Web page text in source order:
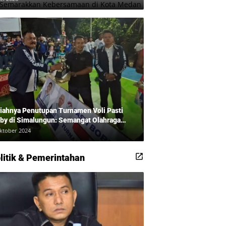
Penutupan Turnamen Voli Pasti
di Simalungun: Semangat Olahraga
Masyarakat Sehat Bersama Erwan
dan Ribuan Penonton!
2024
& Pemerintahan